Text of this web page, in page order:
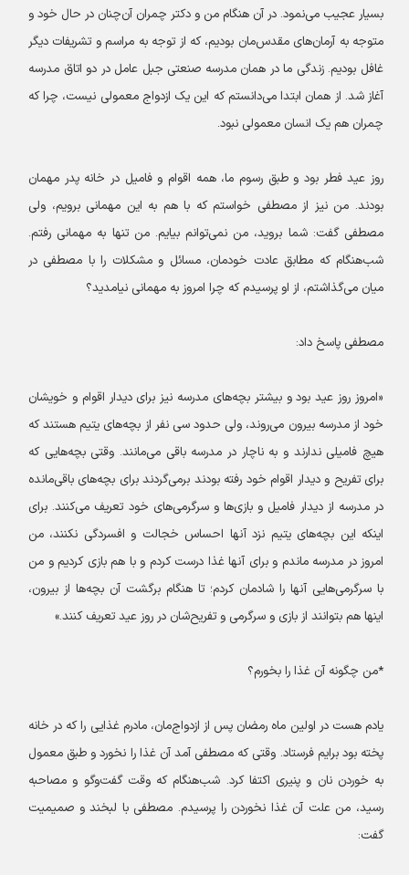
بسیار عجیب می‌نمود. در آن هنگام من و دکتر چمران آن‌چنان در حال خود و
متوجه به آرمان‌های مقدس‌مان بودیم، که از توجه به مراسم و تشریفات دیگر
غافل بودیم. زندگی ما در همان مدرسه صنعتی جبل عامل در دو اتاق مدرسه
آغاز شد. از همان ابتدا می‌دانستم که این یک ازدواج معمولی نیست، چرا که
چمران هم یک انسان معمولی نبود.
روز عید فطر بود و طبق رسوم ما، همه اقوام و فامیل در خانه پدر مهمان
بودند. من نیز از مصطفی خواستم که با هم به این مهمانی برویم، ولی
مصطفی گفت: شما بروید، من نمی‌توانم بیایم. من تنها به مهمانی رفتم.
شب‌هنگام که مطابق عادت خودمان، مسائل و مشکلات را با مصطفی در
میان می‌گذاشتم، از او پرسیدم که چرا امروز به مهمانی نیامدید؟
مصطفی پاسخ داد:
«امروز روز عید بود و بیشتر بچه‌های مدرسه نیز برای دیدار اقوام و خویشان
خود از مدرسه بیرون می‌روند، ولی حدود سی نفر از بچه‌های یتیم هستند که
هیچ فامیلی ندارند و به ناچار در مدرسه باقی می‌مانند. وقتی بچه‌هایی که
برای تفریح و دیدار اقوام خود رفته بودند برمی‌گردند برای بچه‌های باقی‌مانده
در مدرسه از دیدار فامیل و بازی‌ها و سرگرمی‌های خود تعریف می‌کنند. برای
اینکه این بچه‌های یتیم نزد آنها احساس خجالت و افسردگی نکنند، من
امروز در مدرسه ماندم و برای آنها غذا درست کردم و با هم بازی کردیم و من
با سرگرمی‌هایی آنها را شادمان کردم؛ تا هنگام برگشت آن بچه‌ها از بیرون،
اینها هم بتوانند از بازی و سرگرمی و تفریح‌شان در روز عید تعریف کنند.»
*من چگونه آن غذا را بخورم؟
یادم هست در اولین ماه رمضان پس از ازدواج‌مان، مادرم غذایی را که در خانه
پخته بود برایم فرستاد. وقتی که مصطفی آمد آن غذا را نخورد و طبق معمول
به خوردن نان و پنیری اکتفا کرد. شب‌هنگام که وقت گفت‌وگو و مصاحبه
رسید، من علت آن غذا نخوردن را پرسیدم. مصطفی با لبخند و صمیمیت
گفت: